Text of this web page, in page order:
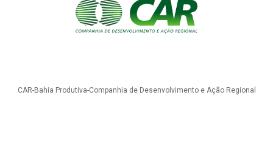
CAR-Bahia Produtiva-Companhia de Desenvolvimento e Ação Regional